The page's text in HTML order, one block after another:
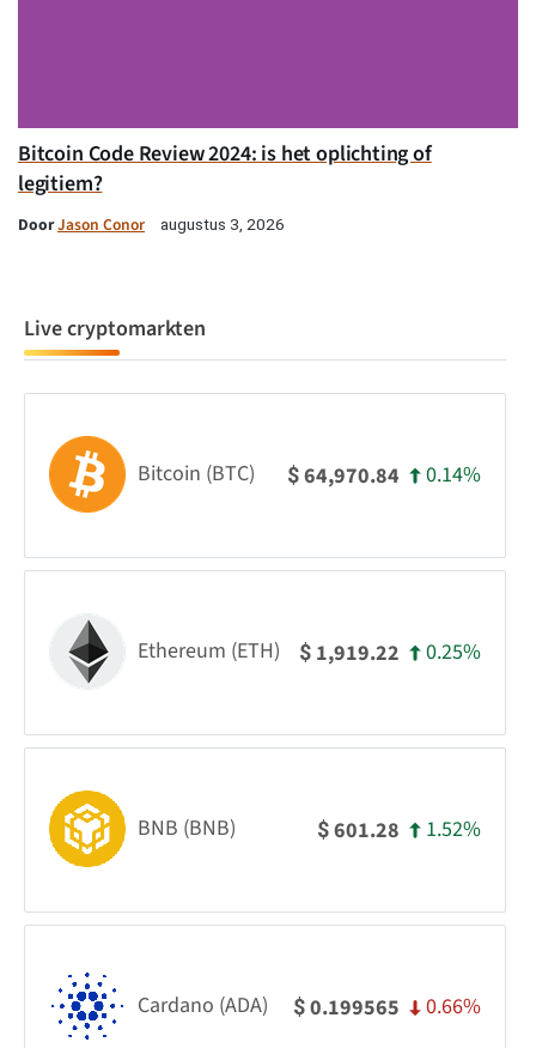
Bitcoin Code Review 2024: is het oplichting of
legitiem?
DoorJason Conor augustus 3, 2026
Live cryptomarkten
Bitcoin (BTC) $64,970.84 0.14%
Ethereum (ETH) $ 1,919.22 0.25%
BNB (BNB) $601.28 1.52%
Cardano (ADA) $0.199565 0.66%